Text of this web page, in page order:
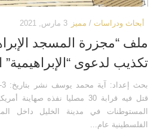
أبحاث ودراسات / مميز 3 مارس, 2021
ملف “مجزرة المسجد
تكذيب لدعوى “الإبراهيمية”
قتل فيه قرابة 30 مصليا نفذه
المستوطنات في مدينة الخليل داخل
الفلسطينية عام...